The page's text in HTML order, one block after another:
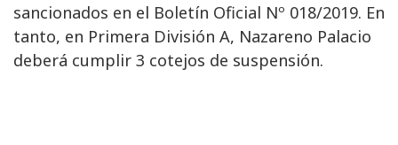
sancionados en el Boletín Oficial Nº 018/2019. En
tanto, en Primera División A, Nazareno Palacio
deberá cumplir 3 cotejos de suspensión.